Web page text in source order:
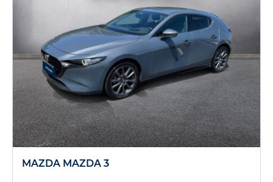
MAZDA MAZDA 3